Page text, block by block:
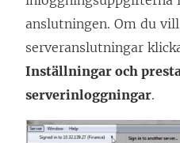
anslutningen. Om du
serveranslutningar
Inställningar och
serverinloggningar.